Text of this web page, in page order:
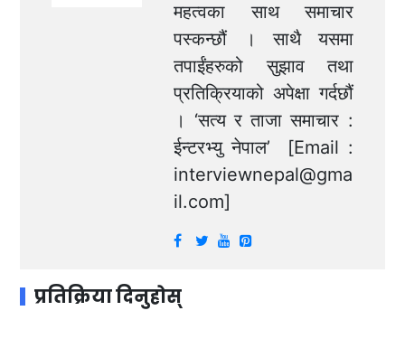
महत्वका साथ समाचार
पस्कन्छौं । साथै यसमा
तपाईंहरुको सुझाव तथा
प्रतिक्रियाको अपेक्षा गर्दछौं
। ‘सत्य र ताजा समाचार :
ईन्टरभ्यु नेपाल’ [Email :
interviewnepal@gma
il.com]
प्रतिक्रिया दिनुहोस्